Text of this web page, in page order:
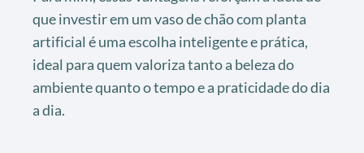
que investir em um vaso de chão com planta
artificial é uma escolha inteligente e prática,
ideal para quem valoriza tanto a beleza do
ambiente quanto o tempo e a praticidade do dia
a dia.